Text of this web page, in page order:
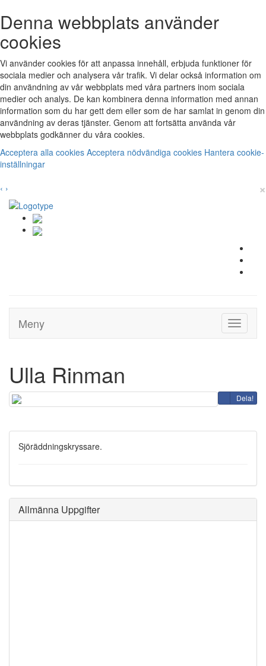
Denna webbplats använder
cookies
Vi använder cookies för att anpassa innehåll, erbjuda funktioner för
sociala medier och analysera vår trafik. Vi delar också information om
din användning av vår webbplats med våra partners inom sociala
medier och analys. De kan kombinera denna information med annan
information som du har gett dem eller som de har samlat in genom din
användning av deras tjänster. Genom att fortsätta använda vår
webbplats godkänner du våra cookies.
Acceptera alla cookies Acceptera nödvändiga cookies Hantera cookie-
inställningar
‹ › ×
Toggle
Meny
Ulla Rinman
Dela!
Sjöräddningskryssare.
Allmänna Uppgifter